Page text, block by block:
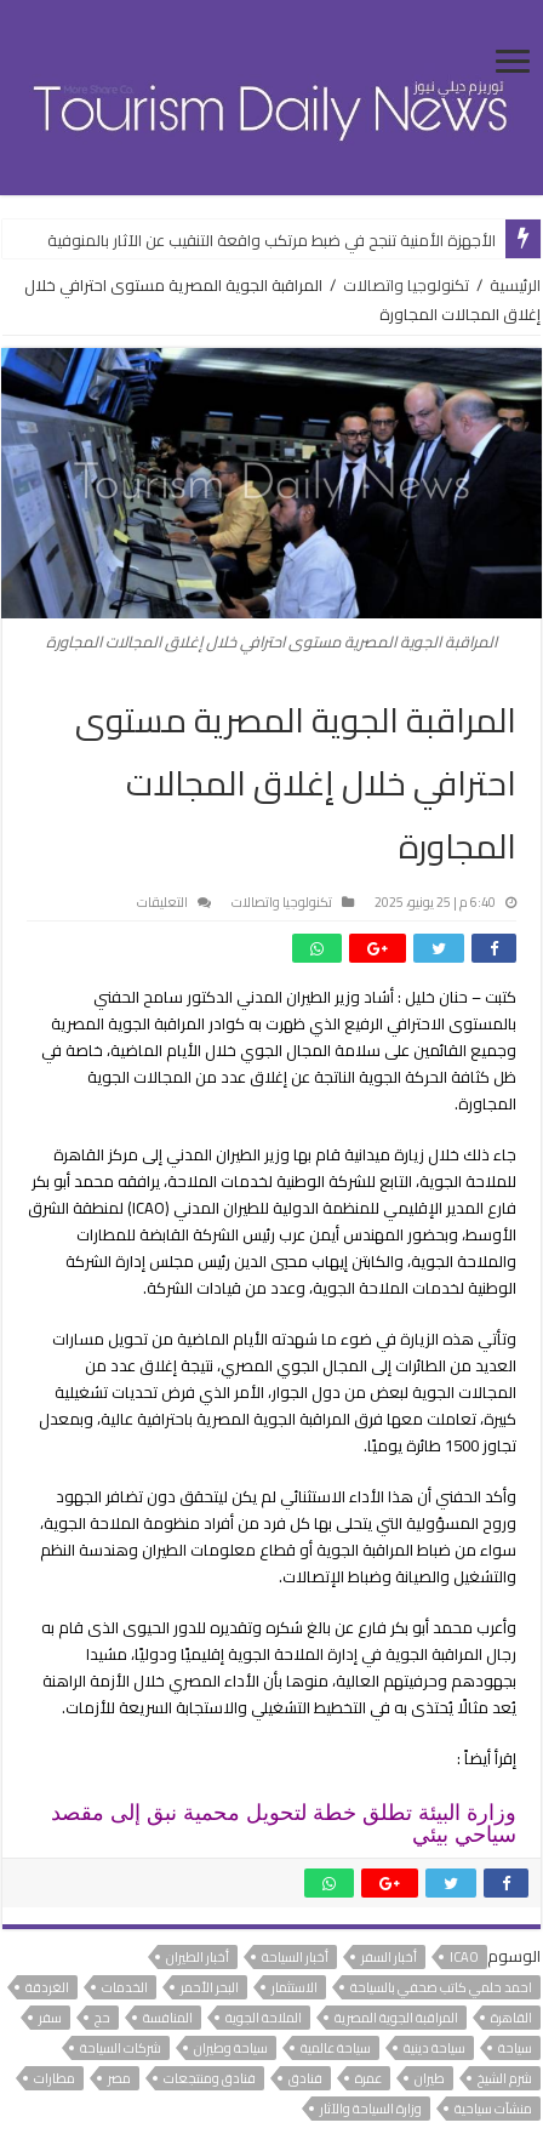
الأجهزة الأمنية تنجح في ضبط مرتكب واقعة التنقيب عن الآثار بالمنوفية
الرئيسية / تكنولوجيا واتصالات / المراقبة الجوية المصرية مستوى احترافي خلال
إغلاق المجالات المجاورة
المراقبة الجوية المصرية مستوى احترافي خلال إغلاق المجالات المجاورة
المراقبة الجوية المصرية مستوى
احترافي خلال إغلاق المجالات
المجاورة
6:40 م | 25 يونيو، 2025 تكنولوجيا واتصالات التعليقات
مستوى
احترافي
خلال
إغلاق
المجالات
مغلقة
كتبت – حنان خليل : أشاد وزير الطيران المدني الدكتور سامح الحفني
بالمستوى الاحترافي الرفيع الذي ظهرت به كوادر المراقبة الجوية المصرية
وجميع القائمين على سلامة المجال الجوي خلال الأيام الماضية، خاصة في
ظل كثافة الحركة الجوية الناتجة عن إغلاق عدد من المجالات الجوية
المجاورة.
جاء ذلك خلال زيارة ميدانية قام بها وزير الطيران المدني إلى مركز القاهرة
للملاحة الجوية، التابع للشركة الوطنية لخدمات الملاحة، يرافقه محمد أبو بكر
فارع المدير الإقليمي للمنظمة الدولية للطيران المدني (ICAO) لمنطقة الشرق
الأوسط، وبحضور المهندس أيمن عرب رئيس الشركة القابضة للمطارات
والملاحة الجوية، والكابتن إيهاب محيي الدين رئيس مجلس إدارة الشركة
الوطنية لخدمات الملاحة الجوية، وعدد من قيادات الشركة.
وتأتي هذه الزيارة في ضوء ما شهدته الأيام الماضية من تحويل مسارات
العديد من الطائرات إلى المجال الجوي المصري، نتيجة إغلاق عدد من
المجالات الجوية لبعض من دول الجوار، الأمر الذي فرض تحديات تشغيلية
كبيرة، تعاملت معها فرق المراقبة الجوية المصرية باحترافية عالية، وبمعدل
تجاوز 1500 طائرة يوميًا.
وأكد الحفني أن هذا الأداء الاستثنائي لم يكن ليتحقق دون تضافر الجهود
وروح المسؤولية التي يتحلى بها كل فرد من أفراد منظومة الملاحة الجوية،
سواء من ضباط المراقبة الجوية أو قطاع معلومات الطيران وهندسة النظم
والتشغيل والصيانة وضباط الإتصالات.
وأعرب محمد أبو بكر فارع عن بالغ شكره وتقديره للدور الحيوى الذى قام به
رجال المراقبة الجوية في إدارة الملاحة الجوية إقليميًا ودوليًا، مشيدا
بجهودهم وحرفيتهم العالية، منوها بأن الأداء المصري خلال الأزمة الراهنة
يُعد مثالًا يُحتذى به في التخطيط التشغيلي والاستجابة السريعة للأزمات.
إقرأ أيضاً :
وزارة البيئة تطلق خطة لتحويل محمية نبق إلى مقصد
سياحي بيئي
الوسوم ICAO أخبار السفر أخبار السياحة
أخبار الطيران
احمد حلمي كاتب صحفي بالسياحة
الاستثمار البحر الأحمر الخدمات
الغردقة
القاهرة
المراقبة الجوية المصرية الملاحة الجوية المنافسة حج
سفر
سياحة
سياحة دينية سياحة عالمية سياحة وطيران
شركات السياحة
شرم الشيخ
طيران عمرة فنادق فنادق ومنتجعات مصر
مطارات
منشآت سياحية
وزارة السياحة والآثار